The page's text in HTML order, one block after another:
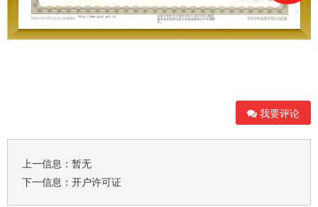
我要评论
上一信息：暂无
下一信息： 开户许可证